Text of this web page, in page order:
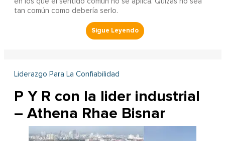
tan común como debería serlo.
Liderazgo Para La Confiabilidad
P Y R con la lider industrial
– Athena Rhae Bisnar